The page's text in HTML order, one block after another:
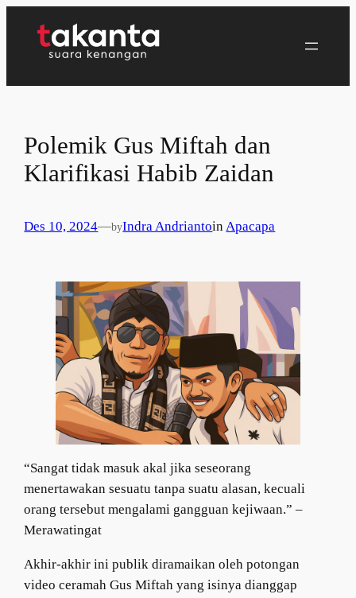
Polemik Gus Miftah dan
Klarifikasi Habib Zaidan
Des 10, 2024—byIndra AndriantoinApacapa
“Sangat tidak masuk akal jika seseorang
menertawakan sesuatu tanpa suatu alasan, kecuali
orang tersebut mengalami gangguan kejiwaan.” –
Merawatingat
Akhir-akhir ini publik diramaikan oleh potongan
video ceramah Gus Miftah yang isinya dianggap